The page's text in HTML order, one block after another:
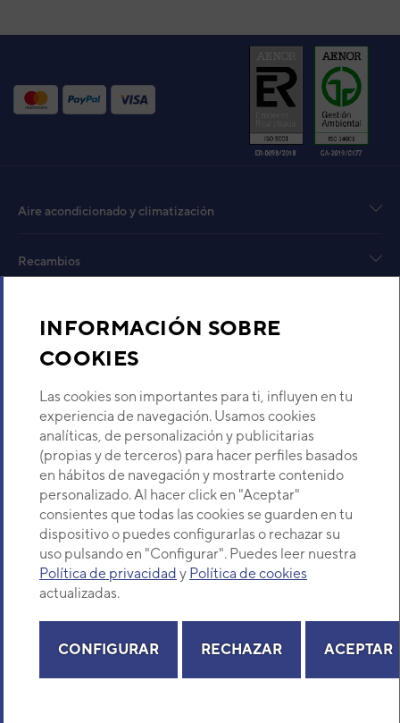
INFORMACIÓN SOBRE
COOKIES
Las cookies son importantes para ti, influyen en tu
experiencia de navegación. Usamos cookies
analíticas, de personalización y publicitarias
(propias y de terceros) para hacer perfiles basados
en hábitos de navegación y mostrarte contenido
personalizado. Al hacer click en "Aceptar"
consientes que todas las cookies se guarden en tu
dispositivo o puedes configurarlas o rechazar su
uso pulsando en "Configurar". Puedes leer nuestra
Política de privacidad y Política de cookies
actualizadas.
CONFIGURAR RECHAZAR ACEPTAR
ENFRIADORA MINICHILLER
INVERTER DAITSU CRAD3
KIAWP 35
Ref. fabricante:
CRAD3
Código:3ICD3030-Ref. fabricante:CRAD3
VER DETALLE
ENFRIADORA MINICHILLER
INVERTER DAITSU CRAD3
KIAWP 55
Código:3ICD3031 -Ref. fabricante:CRAD3
KIAWP 55
VER DETALLE
Aire acondicionado y climatización
Recambios
Descubre Eurofred
Dónde Estamos
¿Buscas un servicio técnico?
Selecciona provincia